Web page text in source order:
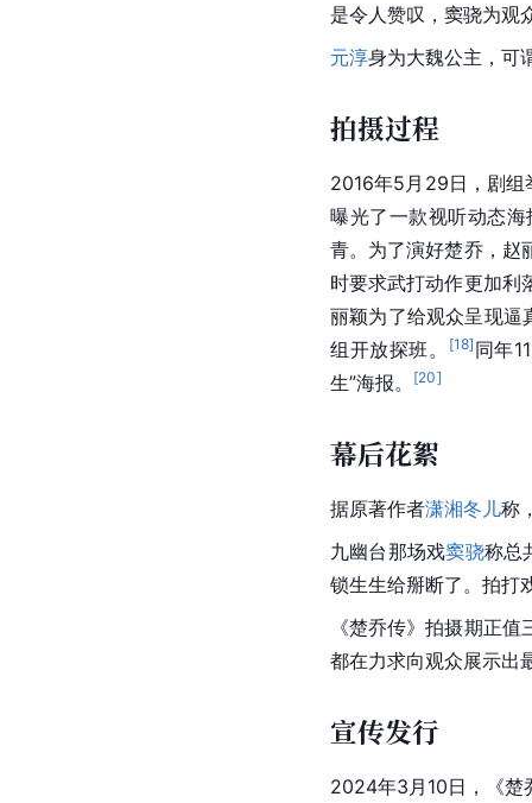
是令人赞叹，窦骁为观
元淳身为大魏公主，可
拍摄过程
2016年5月29日，剧组
曝光了一款视听动态海
青。为了演好楚乔， 赵
时要求武打动作更加利
丽颖为了给观众呈现逼
组开放探班。
[18] 同年
生”海报。
[20]
幕后花絮
据原著作者潇湘冬儿称
九幽台那场戏窦骁称总
锁生生给掰断了。拍打
《楚乔传》拍摄期正值
都在力求向观众展示出
宣传发行
2024年3月10日，《楚